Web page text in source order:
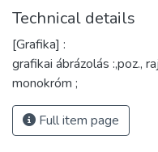
Technical details
[Grafika] :
grafikai ábrázolás :,poz.,
monokróm ;
Full item page